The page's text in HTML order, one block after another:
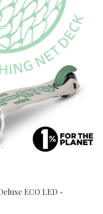
ECO LED -